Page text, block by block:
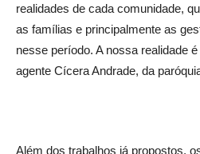
realidades de cada comunidade,
as famílias e principalmente as
nesse período. A nossa realidade
agente Cícera Andrade, da
Além dos trabalhos já propostos,